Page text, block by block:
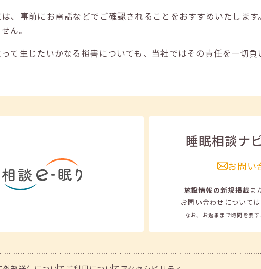
、事前にお電話などでご確認されることをおすすめいたしま
ん。
て生じたいかなる損害についても、当社ではその責任を一切
睡眠相談ナ
お問い
施設情報の新規掲載ま
お問い合わせについて
なお、お返事まで時間を要